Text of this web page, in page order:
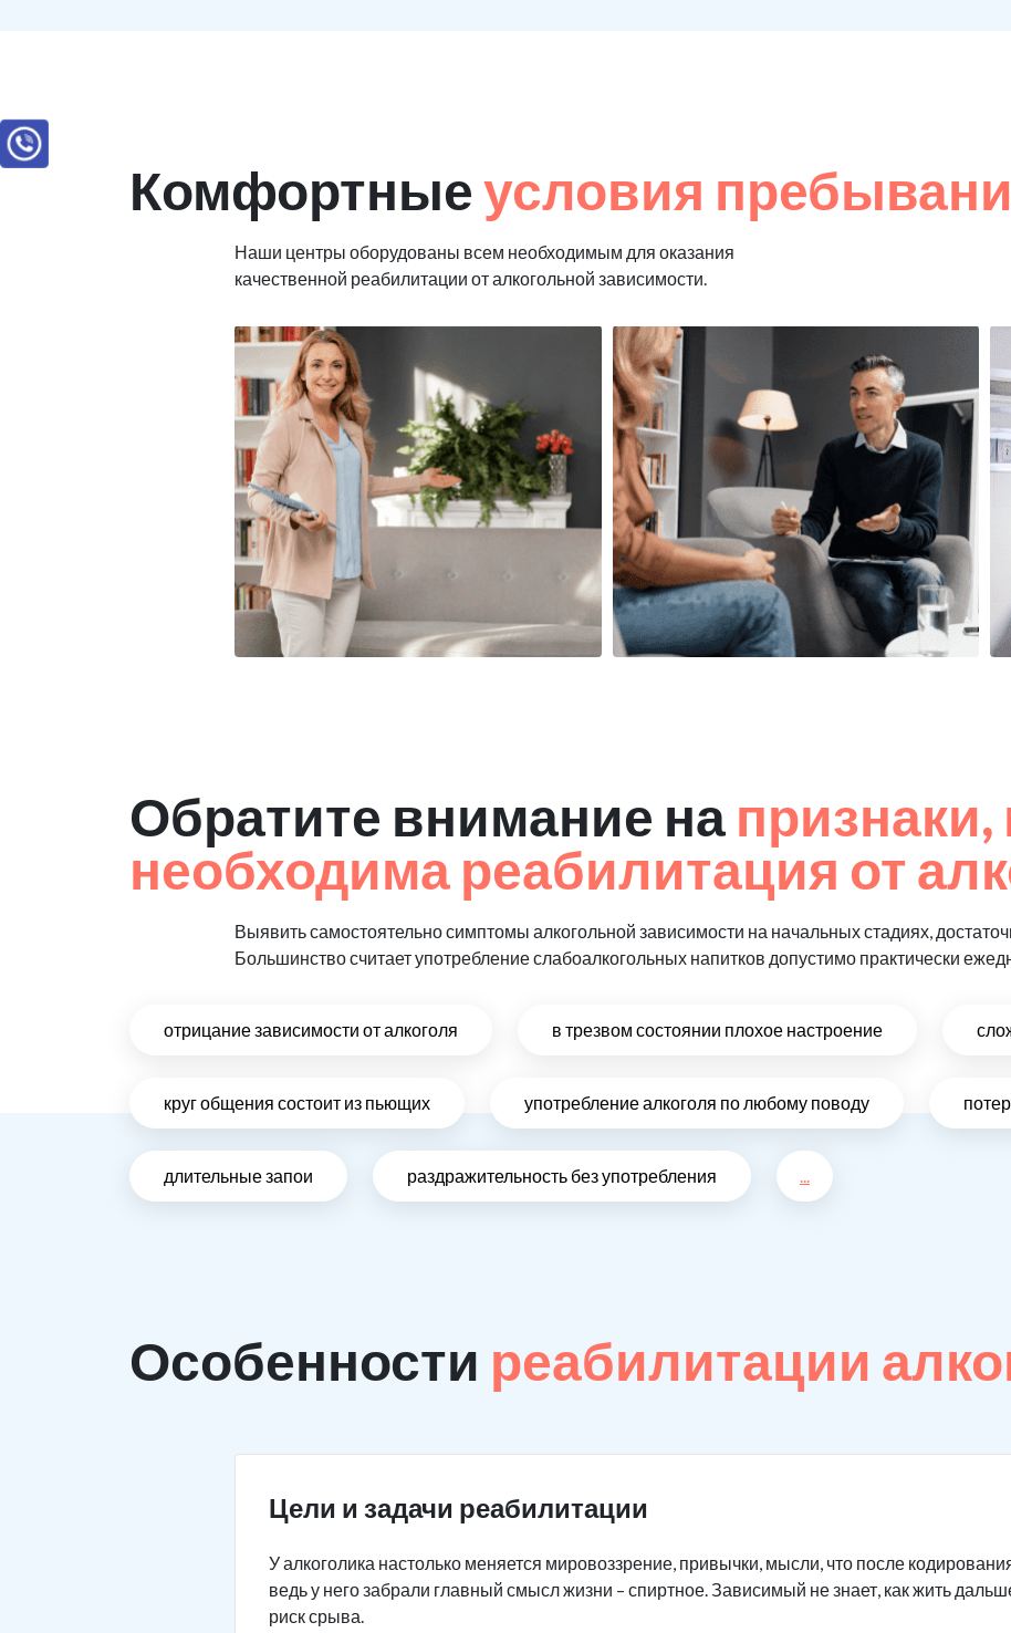
Комфортныеусловия
Наши центры оборудованы всем необходимым для оказания
качественной реабилитации от алкогольной зависимости.
Обратите внимание на
необходима реабилитация от
Выявить самостоятельно симптомы алкогольной зависимости на начальных стадиях,
Большинство считает употребление слабоалкогольных напитков допустимо практически
отрицание зависимости от алкоголя в трезвом состоянии плохое настроение
круг общения состоит из пьющих употребление алкоголя по любому поводу
длительные запои раздражительность без употребления ...
Особенности реабилитации
Цели и задачи реабилитации
У алкоголика настолько меняется мировоззрение, привычки, мысли, что после
ведь у него забрали главный смысл жизни – спиртное. Зависимый не знает, как жить
риск срыва.